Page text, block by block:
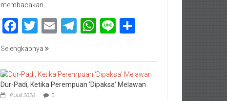
membacakan
Facebook
Twitter
EmailTelegram
WhatsApp
Line
Selengkapnya
Dur-Padi, Ketika Perempuan ‘Dipaksa’ Melawan
8 Juli 2026 0